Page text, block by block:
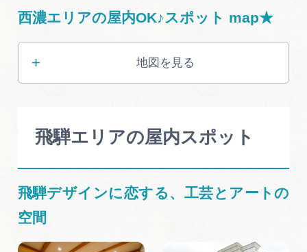
西濃エリアの屋内OK♪スポット map★
地図を見る
飛騨エリアの屋内スポット
飛騨デザインに恋する、工芸とアートの
空間